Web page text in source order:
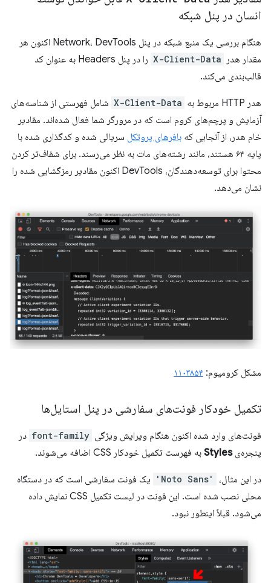
انسان در پنل شبکه
هنگام بررسی یک منبع شبکه در پنل Network، DevTools اکنون هر
مقدار هدر
X-Client-Data
را در پنل Headers به ​​عنوان کد
قالب‌بندی می‌کند.
هدر HTTP مربوط به X-Client-Data شامل فهرستی از شناسه‌های
آزمایش و پرچم‌های کروم است که در مرورگر شما فعال شده‌اند. مقادیر
خام هدر، از آنجایی که بافرهای پروتکل سریالی شده و کدگذاری شده با
پایه ۶۴ هستند، مانند رشته‌های مات به نظر می‌رسند. برای شفاف‌تر کردن
محتوا برای توسعه‌دهندگان، DevTools اکنون مقادیر رمزگشایی شده را
نشان می‌دهد.
مشکل کرومیوم: ۱۱۰۳۸۵۴
تکمیل خودکار فونت‌های سفارشی در پنل استایل‌ها
فونت‌های وارد شده اکنون هنگام ویرایش ویژگی font-family در
پنجره‌یStyles به فهرست تکمیل خودکار CSS اضافه می‌شوند.
در این مثال، 'Noto Sans'
یک فونت سفارشی است که در دستگاه
محلی نصب شده است. این فونت در لیست تکمیل CSS نمایش داده
می‌شود. قبلاً اینطور نبود.